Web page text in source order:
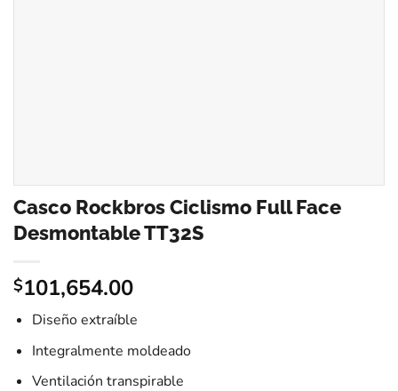
Casco Rockbros Ciclismo Full Face
Desmontable TT32S
$101,654.00
Diseño extraíble
Integralmente moldeado
Ventilación transpirable